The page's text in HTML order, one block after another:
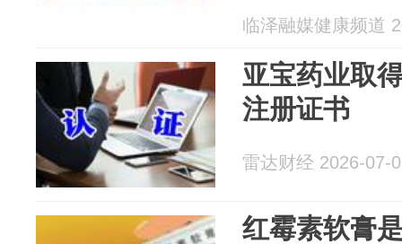
临泽融媒健康频道
亚宝药业取
注册证书
雷达财经 2026-07-
红霉素软膏